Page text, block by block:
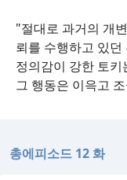
"절대로 과거의 개
뢰를 수행하고 있던
정의감이 강한 토
그 행동은 이윽고
총에피소드 12 화